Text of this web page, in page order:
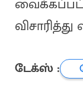
டேக்ஸ் :